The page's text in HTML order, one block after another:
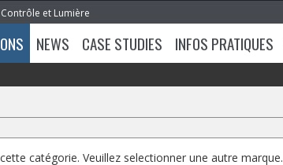
et Lumière
NEWS CASE STUDIES INFOS PRATIQUES
catégorie. Veuillez selectionner une autre marque.